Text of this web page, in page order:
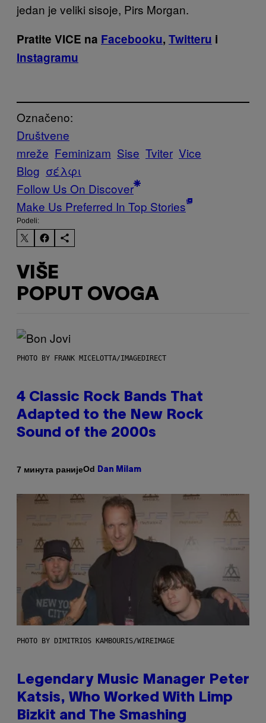
jedan je veliki sisoje, Pirs Morgan.
Pratite VICE na Facebooku, Twitteru i
Instagramu
Označeno:
Društvene
mreže Feminizam Sise Tviter Vice
Blog σέλφι
Follow Us On Discover
Make Us Preferred In Top Stories
Podeli:
VIŠE
POPUT OVOGA
PHOTO BY FRANK MICELOTTA/IMAGEDIRECT
4 Classic Rock Bands That
Adapted to the New Rock
Sound of the 2000s
7 минута ранијеOd Dan Milam
PHOTO BY DIMITRIOS KAMBOURIS/WIREIMAGE
Legendary Music Manager Peter
Katsis, Who Worked With Limp
Bizkit and The Smashing